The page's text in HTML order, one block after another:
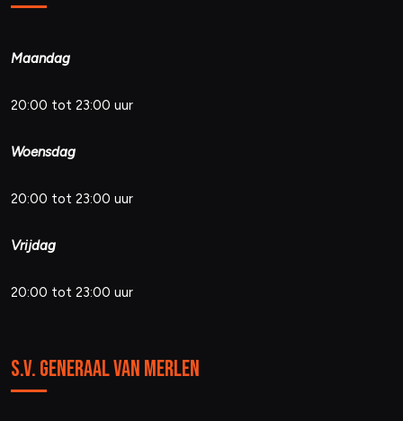
Maandag
20:00 tot 23:00 uur
Woensdag
20:00 tot 23:00 uur
Vrijdag
20:00 tot 23:00 uur
S.V. Generaal van Merlen